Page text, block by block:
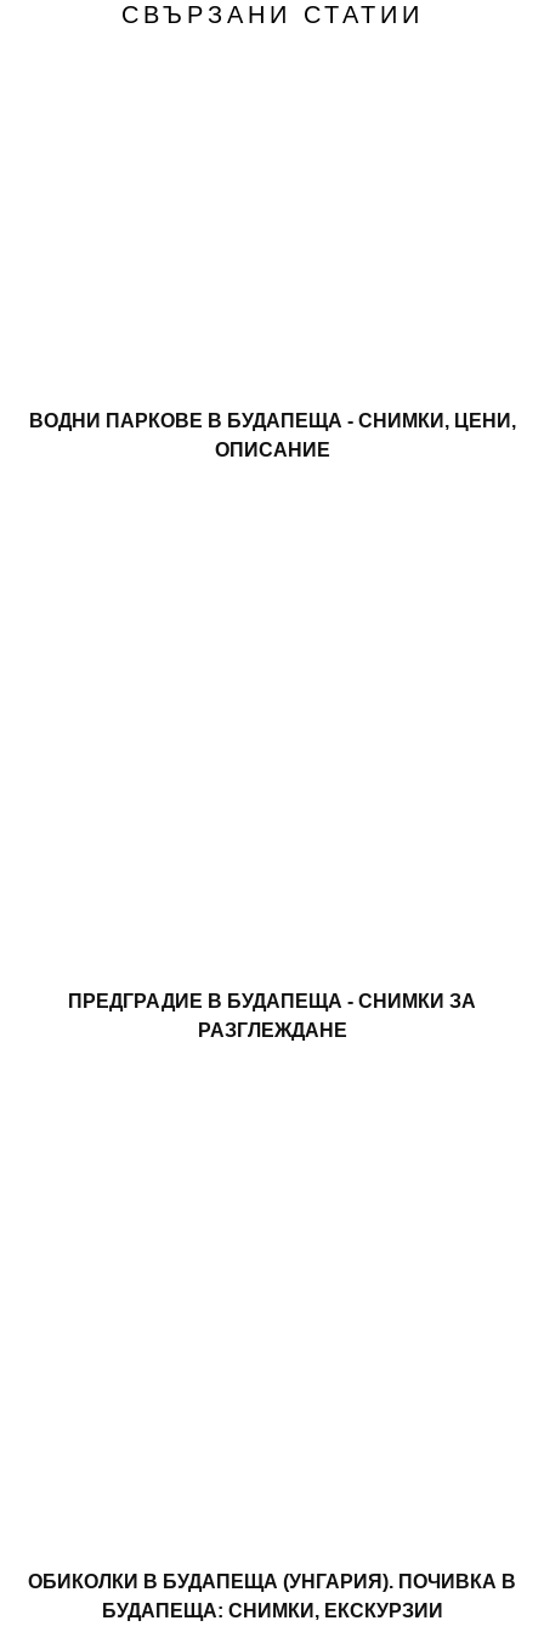
СВЪРЗАНИ СТАТИИ
ВОДНИ ПАРКОВЕ В БУДАПЕЩА - СНИМКИ, ЦЕНИ,
ОПИСАНИЕ
ПРЕДГРАДИЕ В БУДАПЕЩА - СНИМКИ ЗА
РАЗГЛЕЖДАНЕ
ОБИКОЛКИ В БУДАПЕЩА (УНГАРИЯ). ПОЧИВКА В
БУДАПЕЩА: СНИМКИ, ЕКСКУРЗИИ